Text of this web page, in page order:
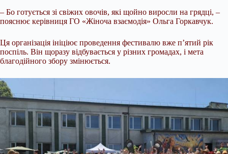
– Бо готується зі свіжих овочів, які щойно виросли на грядці, –
пояснює керівниця ГО «Жіноча взаємодія» Ольга Горкавчук.
Ця організація ініціює проведення фестивалю вже п’ятий рік
поспіль. Він щоразу відбувається у різних громадах, і мета
благодійного збору змінюється.